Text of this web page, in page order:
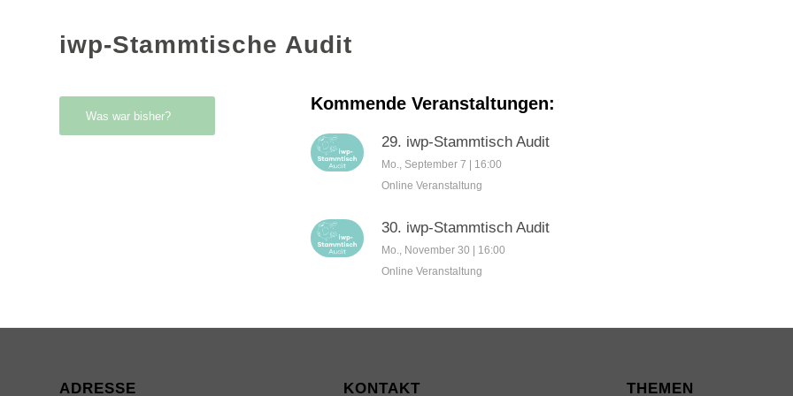
iwp-Stammtische Audit
Was war bisher?
Kommende Veranstaltungen:
29. iwp-Stammtisch Audit
Mo., September 7 | 16:00
Online Veranstaltung
30. iwp-Stammtisch Audit
Mo., November 30 | 16:00
Online Veranstaltung
ADRESSE KONTAKT THEMEN